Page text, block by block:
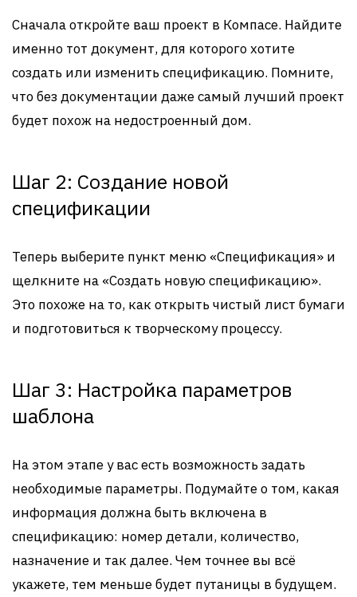
Сначала откройте ваш проект в Компасе. Найдите
именно тот документ, для которого хотите
создать или изменить спецификацию. Помните,
что без документации даже самый лучший проект
будет похож на недостроенный дом.
Шаг 2: Создание новой
спецификации
Теперь выберите пункт меню «Спецификация» и
щелкните на «Создать новую спецификацию».
Это похоже на то, как открыть чистый лист бумаги
и подготовиться к творческому процессу.
Шаг 3: Настройка параметров
шаблона
На этом этапе у вас есть возможность задать
необходимые параметры. Подумайте о том, какая
информация должна быть включена в
спецификацию: номер детали, количество,
назначение и так далее. Чем точнее вы всё
укажете, тем меньше будет путаницы в будущем.